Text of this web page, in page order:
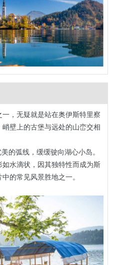
，无疑就是站在奥伊斯特里察
壁上的古堡与远处的山峦交相
的弧线，缓缓驶向湖心小岛。
水滴状，因其独特性而成为斯
的常见风景胜地之一。